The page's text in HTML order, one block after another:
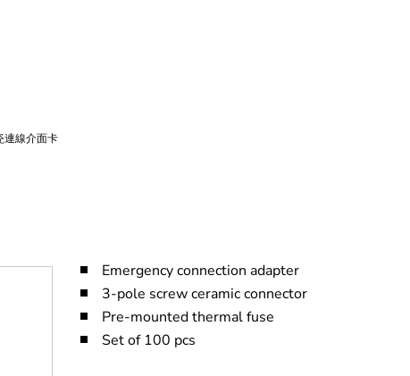
Emergency connection adapter
3-pole screw ceramic connector
Pre-mounted thermal fuse
Set of 100 pcs